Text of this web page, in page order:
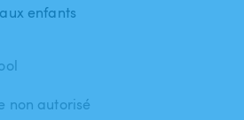
enfants
non autorisé